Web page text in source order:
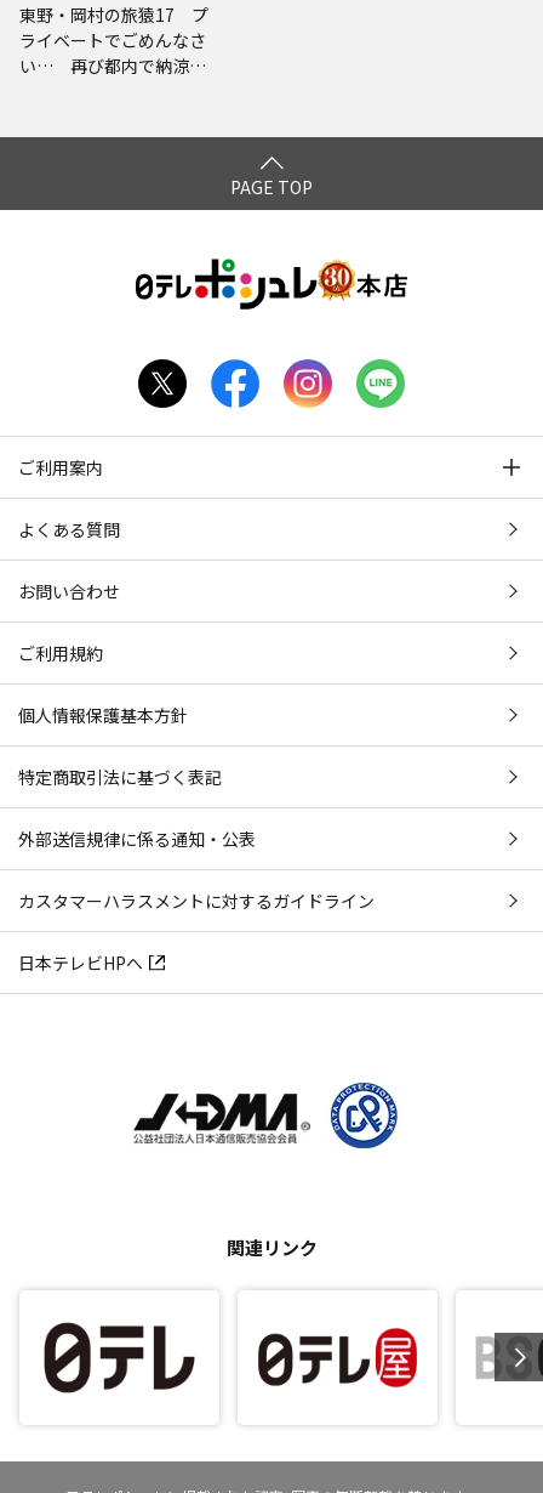
東野・岡村の旅猿17 プ
ライベートでごめんなさ
い… 再び都内で納涼ス
PAGE TOP
ご利用案内
よくある質問
お問い合わせ
ご利用規約
個人情報保護基本方針
特定商取引法に基づく表記
外部送信規律に係る通知・公表
カスタマーハラスメントに対するガイドライン
日本テレビHPへ
関連リンク